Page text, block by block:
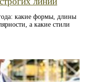
какие формы, длины
а какие стили